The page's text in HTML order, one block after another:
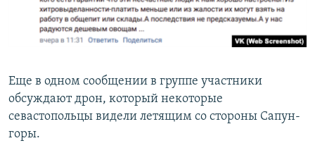
Еще в одном сообщении в группе участники
обсуждают дрон, который некоторые
севастопольцы видели летящим со стороны Сапун-
горы.